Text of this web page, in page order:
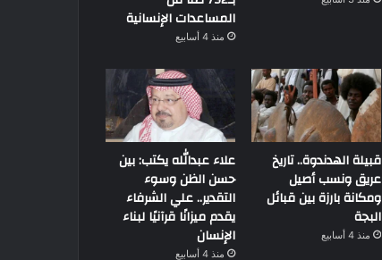
المساعدات الإنسانية
منذ 4 أسابيع
قبيلة الهدندوة.. تاريخ
عريق ونسب أصيل
ومكانة بارزة بين قبائل
البجة
منذ 4 أسابيع
علاء عبدالله يكتب: بين
حسن الظن وسوء
التقدير.. علي الشرفاء
يقدم ميزانًا قرآنيًا لبناء
الإنسان
منذ 4 أسابيع